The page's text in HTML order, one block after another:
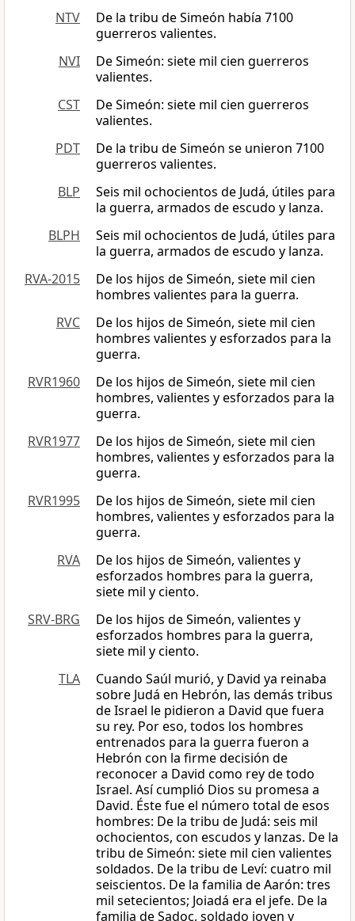
NTV
De la tribu de Simeón había 7100
guerreros valientes.
NVI
De Simeón: siete mil cien guerreros
valientes.
CST
De Simeón: siete mil cien guerreros
valientes.
PDT
De la tribu de Simeón se unieron 7100
guerreros valientes.
BLP
Seis mil ochocientos de Judá, útiles para
la guerra, armados de escudo y lanza.
BLPH
Seis mil ochocientos de Judá, útiles para
la guerra, armados de escudo y lanza.
RVA-2015
De los hijos de Simeón, siete mil cien
hombres valientes para la guerra.
RVC
De los hijos de Simeón, siete mil cien
hombres valientes y esforzados para la
guerra.
RVR1960
De los hijos de Simeón, siete mil cien
hombres, valientes y esforzados para la
guerra.
RVR1977
De los hijos de Simeón, siete mil cien
hombres, valientes y esforzados para la
guerra.
RVR1995
De los hijos de Simeón, siete mil cien
hombres, valientes y esforzados para la
guerra.
RVA
De los hijos de Simeón, valientes y
esforzados hombres para la guerra,
siete mil y ciento.
SRV-BRG
De los hijos de Simeón, valientes y
esforzados hombres para la guerra,
siete mil y ciento.
TLA
Cuando Saúl murió, y David ya reinaba
sobre Judá en Hebrón, las demás tribus
de Israel le pidieron a David que fuera
su rey. Por eso, todos los hombres
entrenados para la guerra fueron a
Hebrón con la firme decisión de
reconocer a David como rey de todo
Israel. Así cumplió Dios su promesa a
David. Éste fue el número total de esos
hombres: De la tribu de Judá: seis mil
ochocientos, con escudos y lanzas. De la
tribu de Simeón: siete mil cien valientes
soldados. De la tribu de Leví: cuatro mil
seiscientos. De la familia de Aarón: tres
mil setecientos; Joiadá era el jefe. De la
familia de Sadoc, soldado joven y